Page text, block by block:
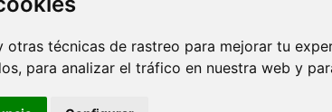
otras técnicas de rastreo para mejorar tu
para analizar el tráfico en nuestra web y